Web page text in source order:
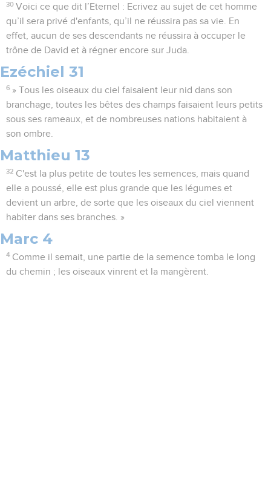
30 Voici ce que dit l’Eternel : Ecrivez au sujet de cet homme
qu’il sera privé d'enfants, qu’il ne réussira pas sa vie. En
effet, aucun de ses descendants ne réussira à occuper le
trône de David et à régner encore sur Juda.
Ezéchiel 31
6 » Tous les oiseaux du ciel faisaient leur nid dans son
branchage, toutes les bêtes des champs faisaient leurs petits
sous ses rameaux, et de nombreuses nations habitaient à
son ombre.
Matthieu 13
32 C'est la plus petite de toutes les semences, mais quand
elle a poussé, elle est plus grande que les légumes et
devient un arbre, de sorte que les oiseaux du ciel viennent
habiter dans ses branches. »
Marc 4
4 Comme il semait, une partie de la semence tomba le long
du chemin ; les oiseaux vinrent et la mangèrent.